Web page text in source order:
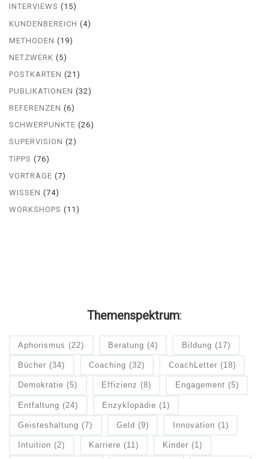
INTERVIEWS (15)
KUNDENBEREICH (4)
METHODEN (19)
NETZWERK (5)
POSTKARTEN (21)
PUBLIKATIONEN (32)
REFERENZEN (6)
SCHWERPUNKTE (26)
SUPERVISION (2)
TIPPS (76)
VORTRÄGE (7)
WISSEN (74)
WORKSHOPS (11)
Themenspektrum:
Aphorismus (22) Beratung (4) Bildung (17)
Bücher (34) Coaching (32) CoachLetter (18)
Demokratie (5) Effizienz (8) Engagement (5)
Entfaltung (24) Enzyklopädie (1)
Geisteshaltung (7) Geld (9) Innovation (1)
Intuition (2) Karriere (11) Kinder (1)